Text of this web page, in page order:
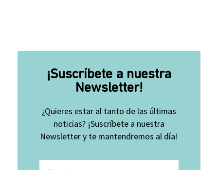
¡Suscríbete a nuestra
Newsletter!
¿Quieres estar al tanto de las últimas
noticias? ¡Suscríbete a nuestra
Newsletter y te mantendremos al día!